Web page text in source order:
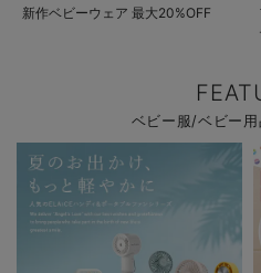
新作ベビーウェア 最大20%OFF
ベビー服/ベビー